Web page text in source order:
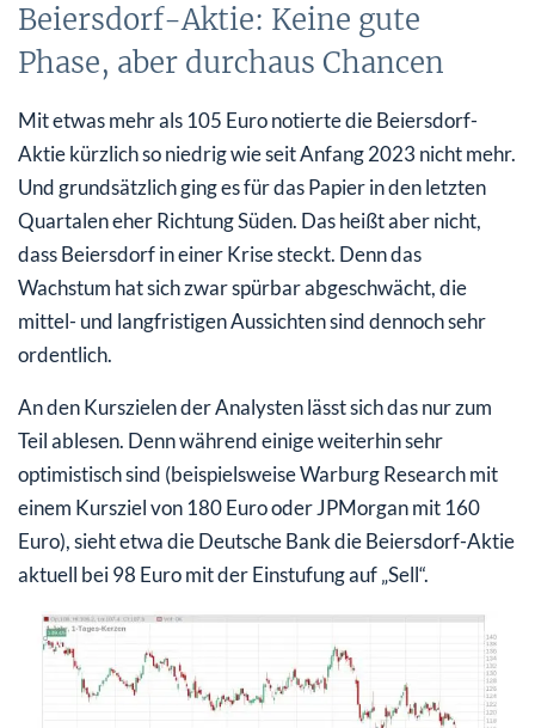
Beiersdorf-Aktie: Keine gute
Phase, aber durchaus Chancen
Mit etwas mehr als 105 Euro notierte die Beiersdorf-
Aktie kürzlich so niedrig wie seit Anfang 2023 nicht mehr.
Und grundsätzlich ging es für das Papier in den letzten
Quartalen eher Richtung Süden. Das heißt aber nicht,
dass Beiersdorf in einer Krise steckt. Denn das
Wachstum hat sich zwar spürbar abgeschwächt, die
mittel- und langfristigen Aussichten sind dennoch sehr
ordentlich.
An den Kurszielen der Analysten lässt sich das nur zum
Teil ablesen. Denn während einige weiterhin sehr
optimistisch sind (beispielsweise Warburg Research mit
einem Kursziel von 180 Euro oder JPMorgan mit 160
Euro), sieht etwa die Deutsche Bank die Beiersdorf-Aktie
aktuell bei 98 Euro mit der Einstufung auf „Sell“.